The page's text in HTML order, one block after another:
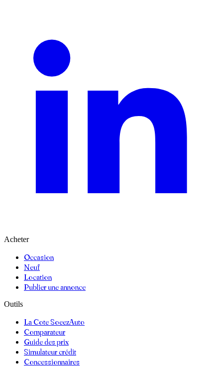
Acheter
Occasion
Neuf
Location
Publier une annonce
Outils
La Cote SoeezAuto
Comparateur
Guide des prix
Simulateur crédit
Concessionnaires